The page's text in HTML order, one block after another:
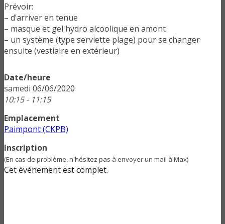
Prévoir:
– d’arriver en tenue
– masque et gel hydro alcoolique en amont
– un système (type serviette plage) pour se changer
ensuite (vestiaire en extérieur)
Date/heure
samedi 06/06/2020
10:15 - 11:15
Emplacement
Paimpont (CKPB)
Inscription
(En cas de problème, n'hésitez pas à envoyer un mail à Max)
Cet évènement est complet.